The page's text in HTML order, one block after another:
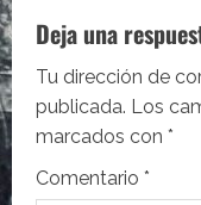
c
i
ó
n
Deja una
Tu dirección de
publicada. Los
marcados con *
Comentario *